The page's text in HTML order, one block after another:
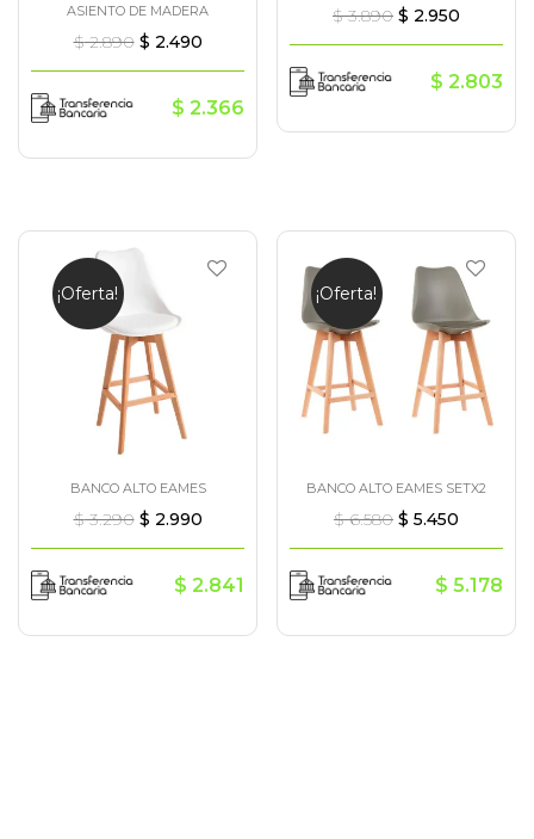
ASIENTO DE MADERA
$2.890 $ 2.490
$ 2.366
$3.890 $ 2.950
$ 2.803
¡Oferta!
BANCO ALTO EAMES
$3.290 $ 2.990
$ 2.841
¡Oferta!
BANCO ALTO EAMES SETX2
$6.580 $ 5.450
$ 5.178